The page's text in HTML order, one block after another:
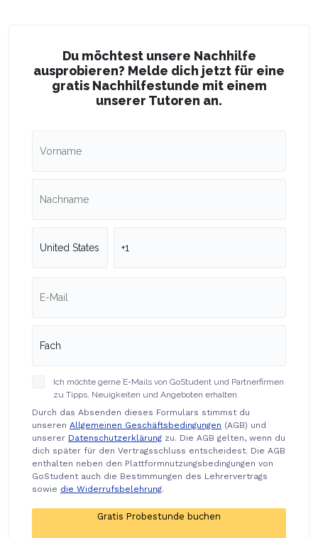
Du möchtest unsere Nachhilfe
ausprobieren? Melde dich jetzt für eine
gratis Nachhilfestunde mit einem
unserer Tutoren an.
Ich möchte gerne E-Mails von GoStudent und Partnerfirmen
zu Tipps, Neuigkeiten und Angeboten erhalten.
Durch das Absenden dieses Formulars stimmst du
unseren Allgemeinen Geschäftsbedingungen (AGB) und
unserer Datenschutzerklärung zu. Die AGB gelten, wenn du
dich später für den Vertragsschluss entscheidest. Die AGB
enthalten neben den Plattformnutzungsbedingungen von
GoStudent auch die Bestimmungen des Lehrervertrags
sowie die Widerrufsbelehrung.